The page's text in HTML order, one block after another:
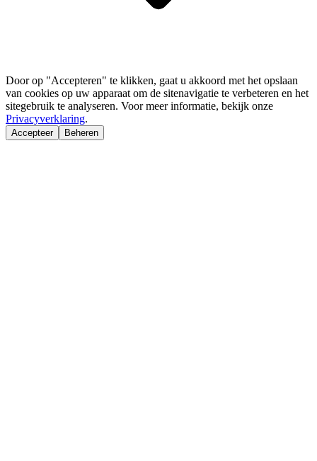
Door op "Accepteren" te klikken, gaat u akkoord met het opslaan
van cookies op uw apparaat om de sitenavigatie te verbeteren en het
sitegebruik te analyseren. Voor meer informatie, bekijk onze
Privacyverklaring.
Accepteer Beheren